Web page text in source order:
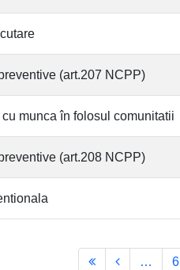
(art.207 NCPP)
munca în folosul comunitatii
(art.208 NCPP)
… 6